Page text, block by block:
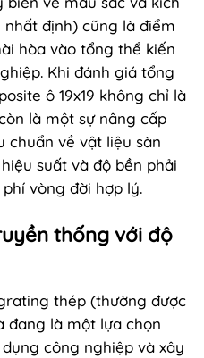
định) cũng là điểm
hòa vào tổng thể kiến
Khi đánh giá tổng
ô 19x19 không chỉ là
là một sự nâng cấp
chuẩn về vật liệu sàn
suất và độ bền phải
vòng đời hợp lý.
thống với độ
thép (thường được
đang là một lựa chọn
công nghiệp và xây